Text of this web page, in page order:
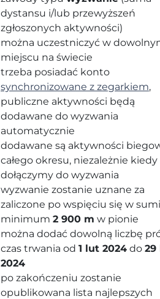
dystansu i/lub przewyższeń
zgłoszonych aktywności)
można uczestniczyć w
miejscu na świecie
trzeba posiadać konto
synchronizowane z zegarkiem,
publiczne aktywności będą
dodawane do wyzwania
automatycznie
dodawane są aktywności
całego okresu, niezależnie kiedy
dołączymy do wyzwania
wyzwanie zostanie uznane za
zaliczone po wspięciu się w
minimum 2 900 m w pionie
można dodać dowolną liczbę
czas trwania od 1 lut 2024 do 29
2024
po zakończeniu zostanie
opublikowana lista najlepszych